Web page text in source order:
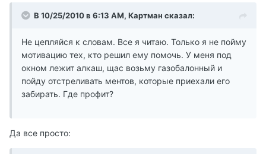
В 10/25/2010 в 6:13 AM, Картман сказал:
Не цепляйся к словам. Все я читаю. Только я не пойму
мотивацию тех, кто решил ему помочь. У меня под
окном лежит алкаш, щас возьму газобалонный и
пойду отстреливать ментов, которые приехали его
забирать. Где профит?
Да все просто: